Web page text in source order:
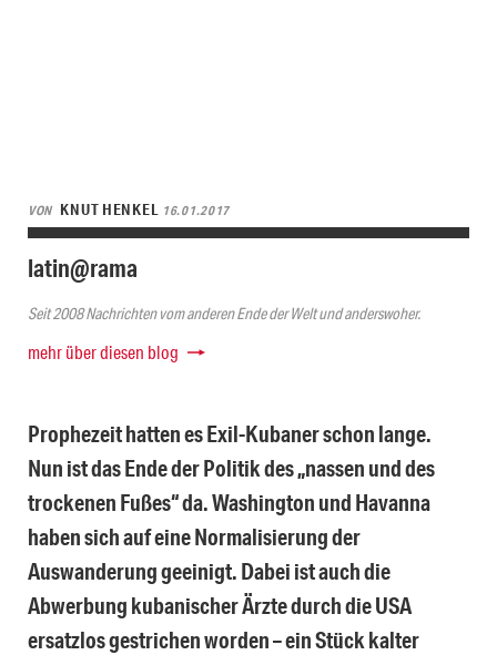
VON KNUT HENKEL 16.01.2017
latin@rama
Seit 2008 Nachrichten vom anderen Ende der Welt und anderswoher.
mehr über diesen blog
Prophezeit hatten es Exil-Kubaner schon lange.
Nun ist das Ende der Politik des „nassen und des
trockenen Fußes“ da. Washington und Havanna
haben sich auf eine Normalisierung der
Auswanderung geeinigt. Dabei ist auch die
Abwerbung kubanischer Ärzte durch die USA
ersatzlos gestrichen worden – ein Stück kalter